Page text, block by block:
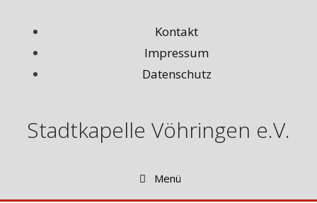
Kontakt
Impressum
Datenschutz
Stadtkapelle Vöhringen e.V.
Menü